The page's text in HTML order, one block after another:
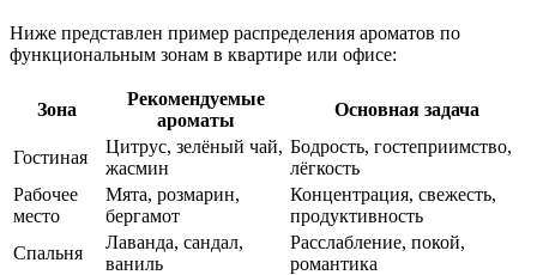
Ниже представлен пример распределения ароматов по
функциональным зонам в квартире или офисе:
Зона
Рекомендуемые
ароматы
Основная задача
Гостиная
Цитрус, зелёный чай,
жасмин
Бодрость, гостеприимство,
лёгкость
Рабочее
место
Мята, розмарин,
бергамот
Концентрация, свежесть,
продуктивность
Спальня
Лаванда, сандал,
ваниль
Расслабление, покой,
романтика